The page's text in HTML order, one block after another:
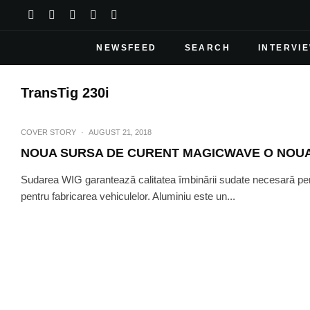
NEWSFEED SEARCH
TransTig 230i
COVER STORY · AUGUST 21, 2018
NOUA SURSA DE CURENT MAGICWAVE O
Sudarea WIG garantează calitatea îmbinării sudate necesară
pentru fabricarea vehiculelor. Aluminiu este un...